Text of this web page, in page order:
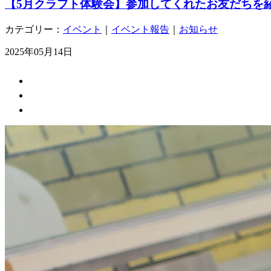
【5月クラフト体験会】参加してくれたお友だちを
カテゴリー： イベント イベント報告 お知らせ
2025年05月14日